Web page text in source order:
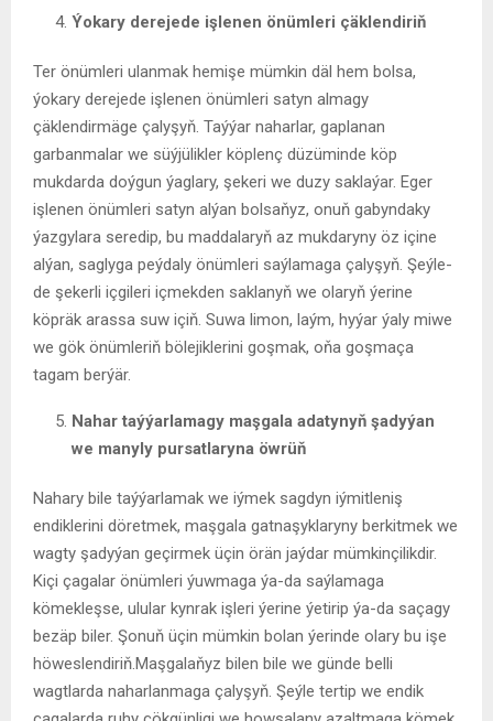
Ýokary derejede işlenen önümleri çäklendiriň
Ter önümleri ulanmak hemişe mümkin däl hem bolsa,
ýokary derejede işlenen önümleri satyn almagy
çäklendirmäge çalyşyň. Taýýar naharlar, gaplanan
garbanmalar we süýjülikler köplenç düzüminde köp
mukdarda doýgun ýaglary, şekeri we duzy saklaýar. Eger
işlenen önümleri satyn alýan bolsaňyz, onuň gabyndaky
ýazgylara seredip, bu maddalaryň az mukdaryny öz içine
alýan, saglyga peýdaly önümleri saýlamaga çalyşyň. Şeýle-
de şekerli içgileri içmekden saklanyň we olaryň ýerine
köpräk arassa suw içiň. Suwa limon, laým, hyýar ýaly miwe
we gök önümleriň bölejiklerini goşmak, oňa goşmaça
tagam berýär.
Nahar taýýarlamagy maşgala adatynyň şadyýan
we manyly pursatlaryna öwrüň
Nahary bile taýýarlamak we iýmek sagdyn iýmitleniş
endiklerini döretmek, maşgala gatnaşyklaryny berkitmek we
wagty şadyýan geçirmek üçin örän jaýdar mümkinçilikdir.
Kiçi çagalar önümleri ýuwmaga ýa-da saýlamaga
kömekleşse, ulular kynrak işleri ýerine ýetirip ýa-da saçagy
bezäp biler. Şonuň üçin mümkin bolan ýerinde olary bu işe
höweslendiriň.Maşgalaňyz bilen bile we günde belli
wagtlarda naharlanmaga çalyşyň. Şeýle tertip we endik